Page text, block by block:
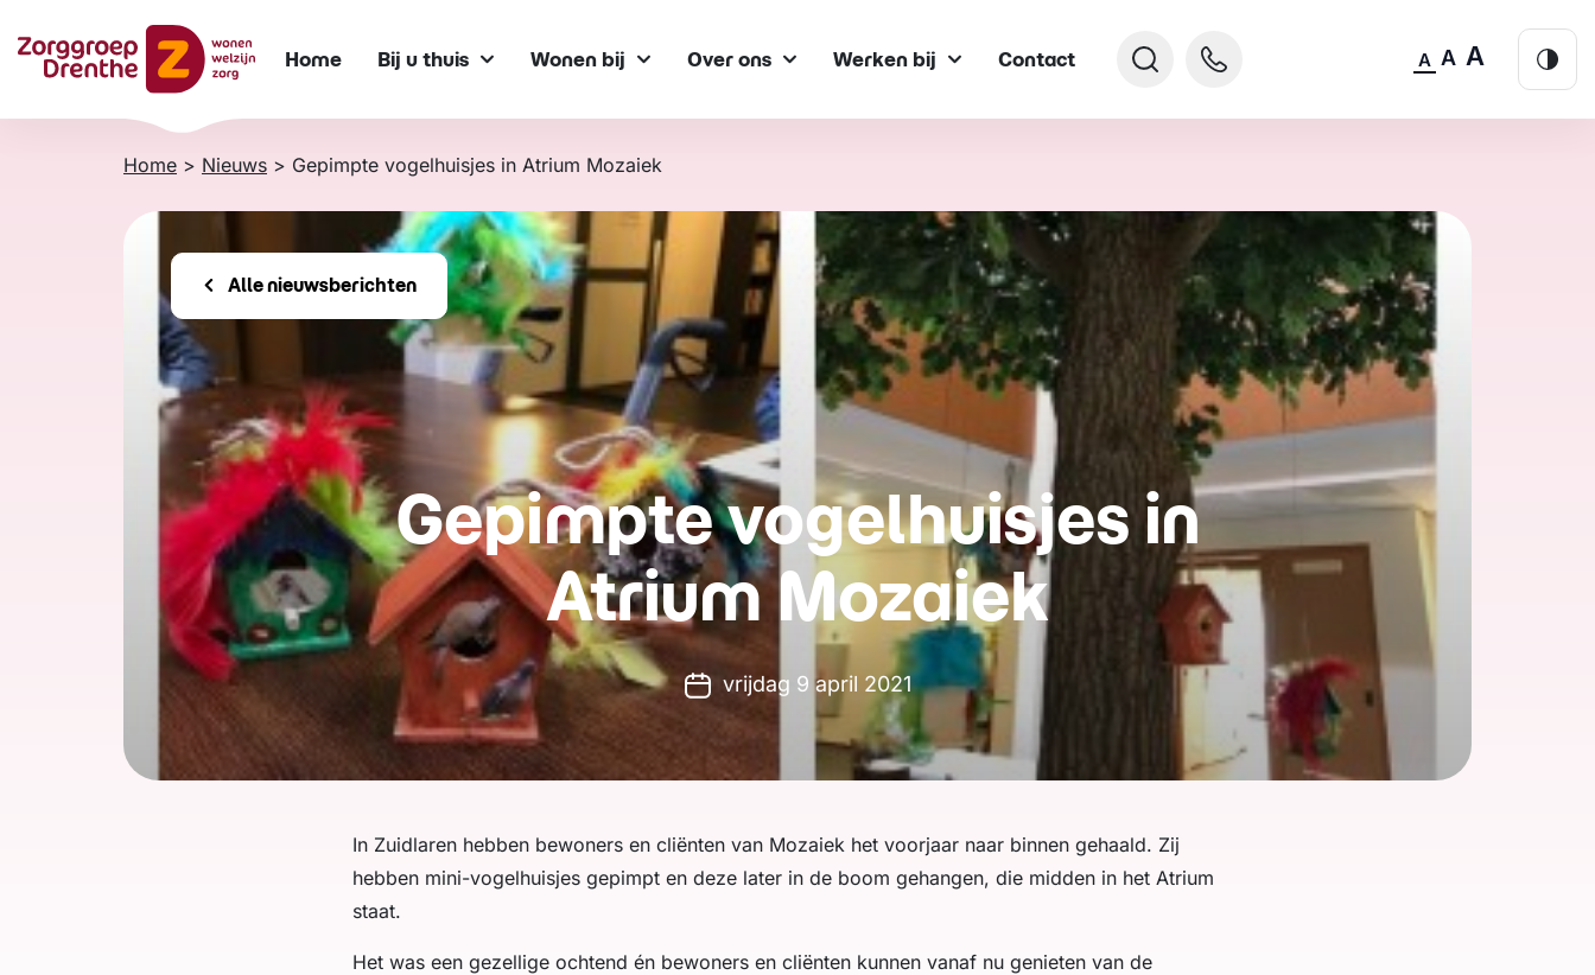
naar
content
Home Bij u thuis Wonen bij Over ons Werken bij Contact A A A
Home > Nieuws > Gepimpte vogelhuisjes in Atrium Mozaiek
Alle nieuwsberichten
Gepimpte vogelhuisjes in
Atrium Mozaiek
vrijdag 9 april 2021
In Zuidlaren hebben bewoners en cliënten van Mozaiek het voorjaar naar binnen gehaald. Zij
hebben mini-vogelhuisjes gepimpt en deze later in de boom gehangen, die midden in het Atrium
staat.
Het was een gezellige ochtend én bewoners en cliënten kunnen vanaf nu genieten van de